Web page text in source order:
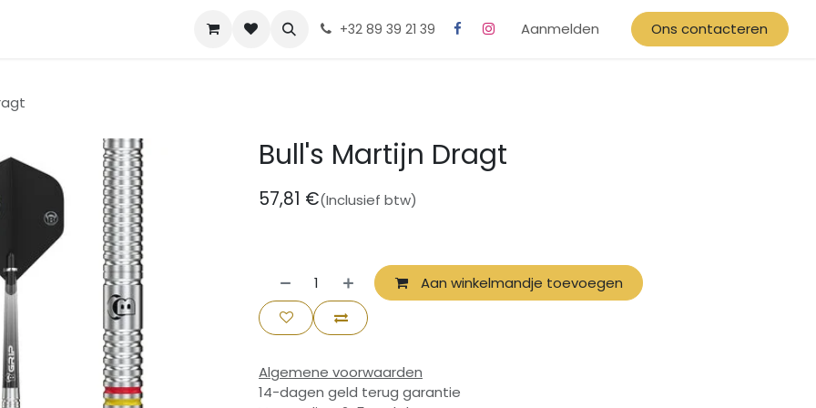
Evenementen +32 89 39 21 39 Aanmelden Ons contacteren
Bull's Martijn Dragt
57,81 €(Inclusief btw)
Aan winkelmandje toevoegen
Algemene voorwaarden
14-dagen geld terug garantie